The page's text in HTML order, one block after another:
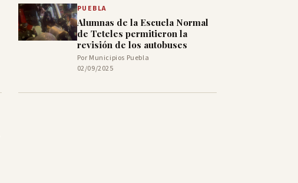
PUEBLA
Alumnas de la Escuela Normal
de Teteles permitieron la
revisión de los autobuses
Por Municipios Puebla
02/09/2025